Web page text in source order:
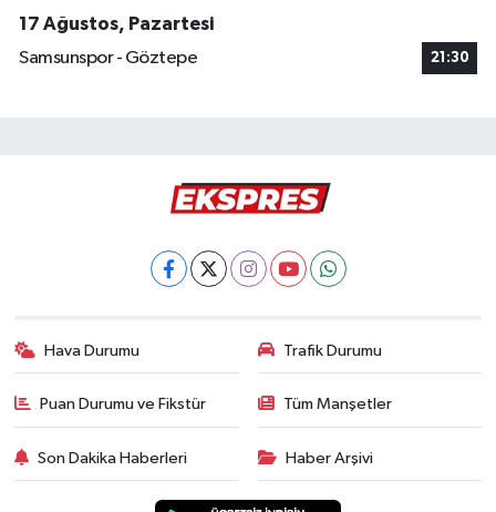
17 Ağustos, Pazartesi
Samsunspor - Göztepe
21:30
Hava Durumu Trafik Durumu
Puan Durumu ve Fikstür Tüm Manşetler
Son Dakika Haberleri Haber Arşivi